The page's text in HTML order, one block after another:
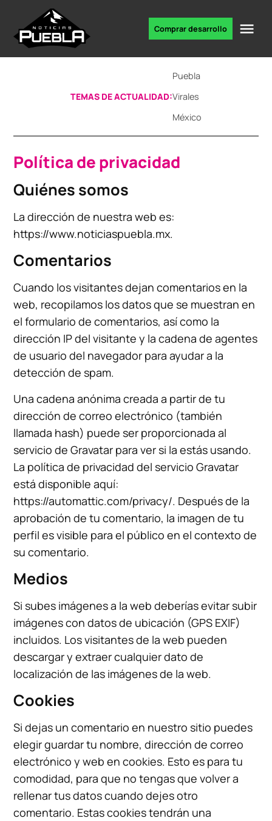
content
Comprar desarrollo
TEMAS DE ACTUALIDAD:
Puebla
Virales
México
Política de privacidad
Quiénes somos
La dirección de nuestra web es:
https://www.noticiaspuebla.mx.
Comentarios
Cuando los visitantes dejan comentarios en la
web, recopilamos los datos que se muestran en
el formulario de comentarios, así como la
dirección IP del visitante y la cadena de agentes
de usuario del navegador para ayudar a la
detección de spam.
Una cadena anónima creada a partir de tu
dirección de correo electrónico (también
llamada hash) puede ser proporcionada al
servicio de Gravatar para ver si la estás usando.
La política de privacidad del servicio Gravatar
está disponible aquí:
https://automattic.com/privacy/. Después de la
aprobación de tu comentario, la imagen de tu
perfil es visible para el público en el contexto de
su comentario.
Medios
Si subes imágenes a la web deberías evitar subir
imágenes con datos de ubicación (GPS EXIF)
incluidos. Los visitantes de la web pueden
descargar y extraer cualquier dato de
localización de las imágenes de la web.
Cookies
Si dejas un comentario en nuestro sitio puedes
elegir guardar tu nombre, dirección de correo
electrónico y web en cookies. Esto es para tu
comodidad, para que no tengas que volver a
rellenar tus datos cuando dejes otro
comentario. Estas cookies tendrán una